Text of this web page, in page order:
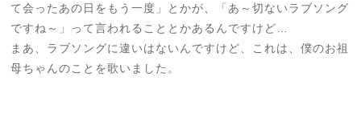
て会ったあの日をもう一度」とかが、「あ～切ないラブソング
ですね～」って言われることとかあるんですけど…
まあ、ラブソングに違いはないんですけど、これは、僕のお祖
母ちゃんのことを歌いました。